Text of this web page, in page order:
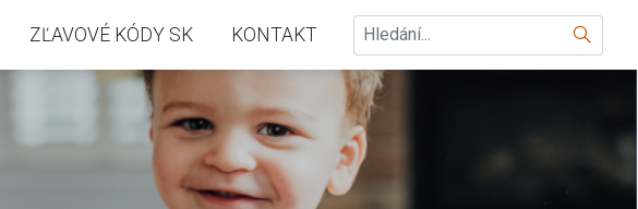
ZĽAVOVÉ KÓDY SK KONTAKT Hledat